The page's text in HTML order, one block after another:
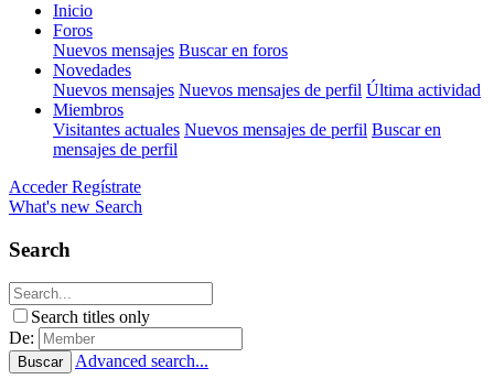
Inicio
Foros
Nuevos mensajes Buscar en foros
Novedades
Nuevos mensajes Nuevos mensajes de perfil Última actividad
Miembros
Visitantes actuales Nuevos mensajes de perfil Buscar en
mensajes de perfil
Acceder Regístrate
What's new Search
Search
Search titles only
De:
Buscar Advanced search...